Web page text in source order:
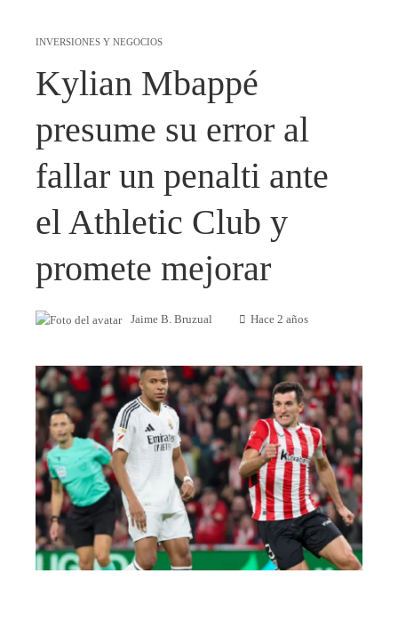
INVERSIONES Y NEGOCIOS
Kylian Mbappé
presume su error al
fallar un penalti ante
el Athletic Club y
promete mejorar
Jaime B. Bruzual Hace 2 años